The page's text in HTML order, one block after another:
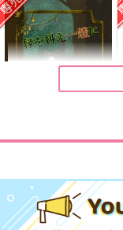
BLACK LILY KILLER
550円（税込）
どこにでもいるひと
専売 850円 （税込）
ワールドトリガー